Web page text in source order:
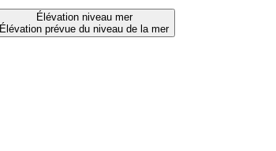
Élévation niveau mer
Élévation prévue du niveau de la mer